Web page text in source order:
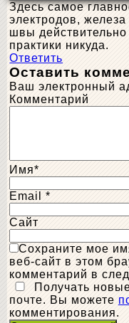
Здесь самое
электродов,
швы действительно
практики никуда.
Ответить
Оставить
Ваш электронный
Комментарий
Имя*
Email*
Сайт
Сохраните мое
веб-сайт в этом
комментарий в
Получать
почте. Вы можете
комментирования.